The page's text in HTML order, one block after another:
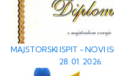
MAJSTORSKI ISPIT - NOVI
28. 01. 2026.